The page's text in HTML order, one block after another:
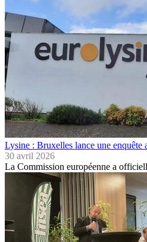
Lysine : Bruxelles lance une
30 avril 2026
La Commission européenne a